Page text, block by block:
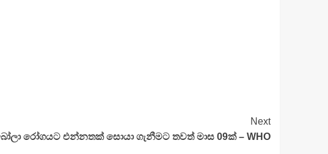
Next
රෝගයට එන්නතක් සොයා ගැනීමට තවත් මාස 09ක් – WHO